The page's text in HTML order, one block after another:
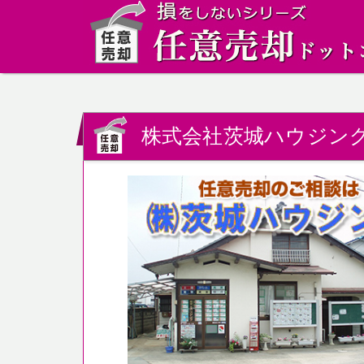
株式会社茨城ハウジン